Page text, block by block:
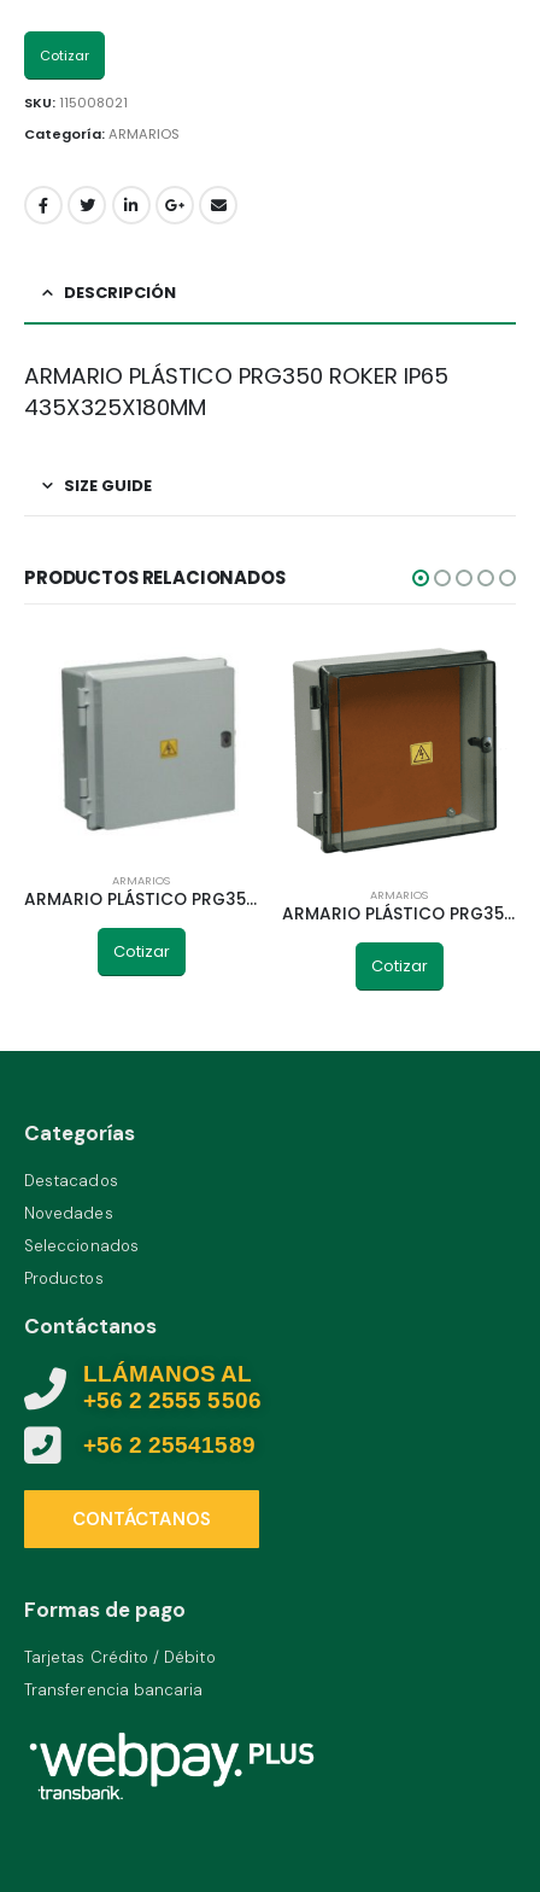
Cotizar
SKU: 115008021
Categoría:ARMARIOS
DESCRIPCIÓN
ARMARIO PLÁSTICO PRG350 ROKER IP65
435X325X180MM
SIZE GUIDE
PRODUCTOS RELACIONADOS
ARMARIOS
ARMARIO PLÁSTICO PRG353 ROKER 315X330X210MM
Cotizar
ARMARIOS
ARMARIO PLÁSTICO PRG353/1 PUERTA TRANSP. ROKER 315X330X210MM
Cotizar
Categorías
Destacados
Novedades
Seleccionados
Productos
Contáctanos
LLÁMANOS AL
+56 2 2555 5506
+56 2 25541589
CONTÁCTANOS
Formas de pago
Tarjetas Crédito / Débito
Transferencia bancaria